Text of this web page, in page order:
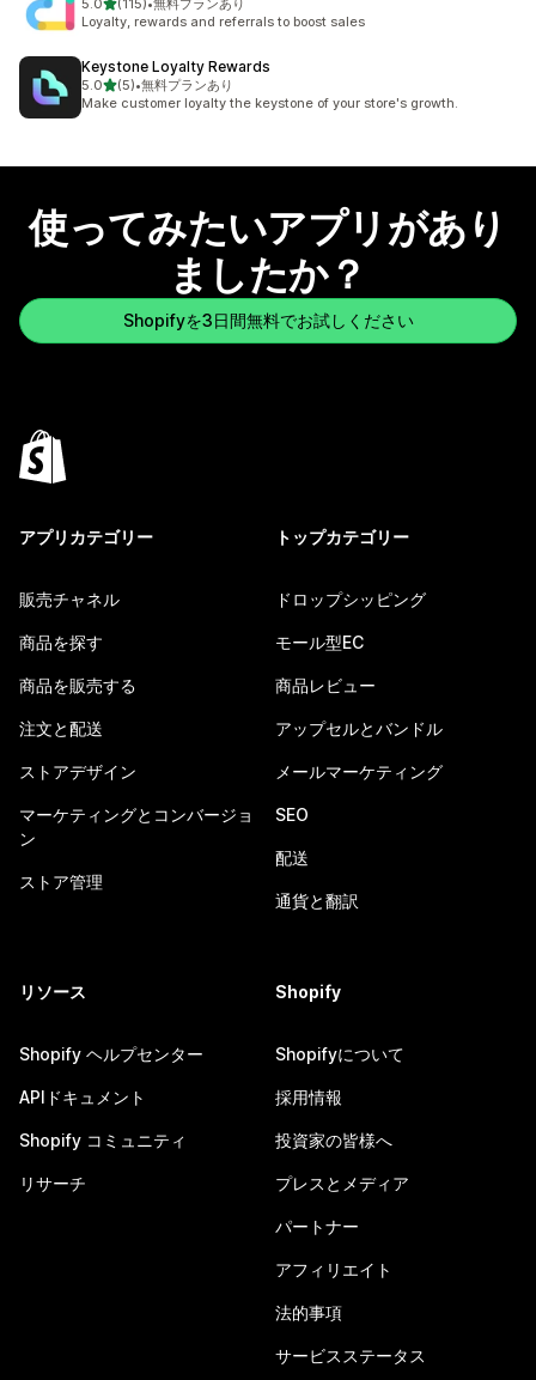
5.0 (115)
合計レビュー数：115件
•無料プランあり
Loyalty, rewards and referrals to boost sales
Keystone Loyalty Rewards
5.05つ星中
(5)
合計レビュー数：5件
•無料プランあり
Make customer loyalty the keystone of your store's growth.
使ってみたいアプリがあり
ましたか？
Shopifyを3日間無料でお試しください
アプリカテゴリー
販売チャネル
商品を探す
商品を販売する
注文と配送
ストアデザイン
マーケティングとコンバージョ
ン
ストア管理
トップカテゴリー
ドロップシッピング
モール型EC
商品レビュー
アップセルとバンドル
メールマーケティング
SEO
配送
通貨と翻訳
リソース
Shopify ヘルプセンター
APIドキュメント
Shopify コミュニティ
リサーチ
Shopify
Shopifyについて
採用情報
投資家の皆様へ
プレスとメディア
パートナー
アフィリエイト
法的事項
サービスステータス